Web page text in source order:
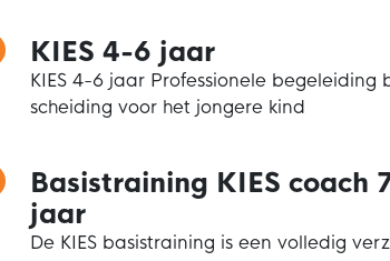
KIES 4-6 jaar
KIES 4-6 jaar Professionele begeleiding
scheiding voor het jongere kind
Basistraining KIES coach
jaar
De KIES basistraining is een volledig